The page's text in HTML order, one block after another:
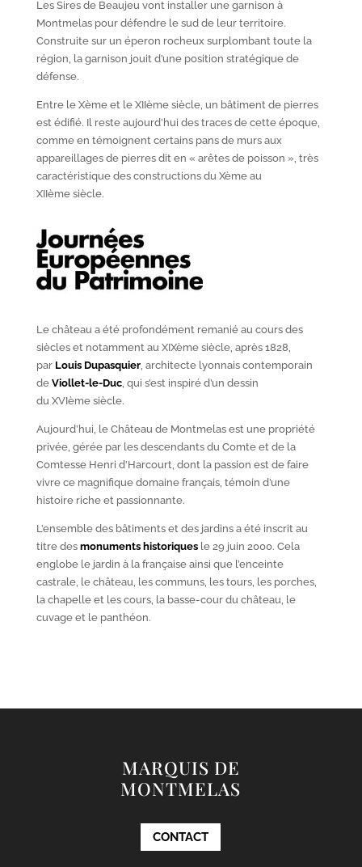
Les Sires de Beaujeu vont installer une garnison à
Montmelas pour défendre le sud de leur territoire.
Construite sur un éperon rocheux surplombant toute la
région, la garnison jouit d’une position stratégique de
défense.
Entre le Xèmeet le XIIèmesiècle, un bâtiment de pierres
est édifié. Il reste aujourd’hui des traces de cette époque,
comme en témoignent certains pans de murs aux
appareillages de pierres dit en « arêtes de poisson », très
caractéristique des constructions du Xèmeau
XIIèmesiècle.
Le château a été profondément remanié au cours des
siècles et notamment au XIXèmesiècle, après 1828,
par Louis Dupasquier, architecte lyonnais contemporain
de Viollet-le-Duc, qui s’est inspiré d’un dessin
du XVIèmesiècle.
Aujourd’hui, le Château de Montmelas est une propriété
privée, gérée par les descendants du Comte et de la
Comtesse Henri d’Harcourt, dont la passion est de faire
vivre ce magnifique domaine français, témoin d’une
histoire riche et passionnante.
L’ensemble des bâtiments et des jardins a été inscrit au
titre des monuments historiquesle 29 juin 2000. Cela
englobe le jardin à la française ainsi que l’enceinte
castrale, le château, les communs, les tours, les porches,
la chapelle et les cours, la basse-cour du château, le
cuvage et le panthéon.
MARQUIS DE
MONTMELAS
CONTACT